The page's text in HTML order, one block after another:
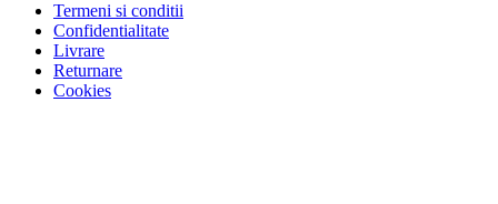
Termeni si conditii
Confidentialitate
Livrare
Returnare
Cookies